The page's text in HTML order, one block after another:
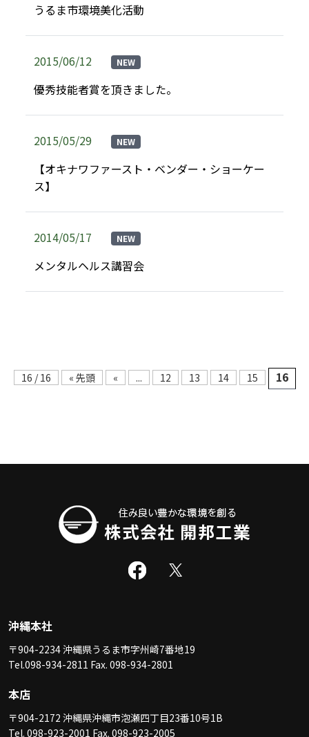
うるま市環境美化活動
2015/06/12 NEW
優秀技能者賞を頂きました。
2015/05/29 NEW
【オキナワファースト・ベンダー・ショーケー
ス】
2014/05/17 NEW
メンタルヘルス講習会
16 / 16 « 先頭 « ... 12 13 14 15 16
沖縄本社
〒904-2234 沖縄県うるま市字州崎7番地19
Tel.098-934-2811 Fax. 098-934-2801
本店
〒904-2172 沖縄県沖縄市泡瀬四丁目23番10号1B
Tel. 098-923-2001 Fax. 098-923-2005